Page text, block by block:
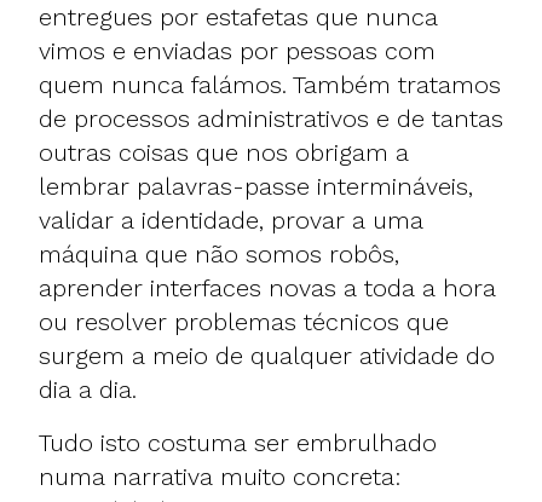
entregues por estafetas que nunca
vimos e enviadas por pessoas com
quem nunca falámos. Também tratamos
de processos administrativos e de tantas
outras coisas que nos obrigam a
lembrar palavras-passe intermináveis,
validar a identidade, provar a uma
máquina que não somos robôs,
aprender interfaces novas a toda a hora
ou resolver problemas técnicos que
surgem a meio de qualquer atividade do
dia a dia.
Tudo isto costuma ser embrulhado
numa narrativa muito concreta: